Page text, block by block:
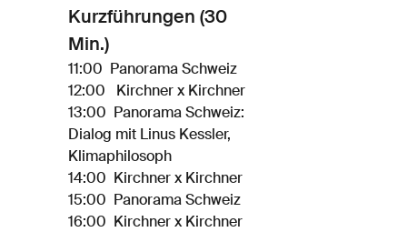
Kurzführungen (30
Min.)
11:00 Panorama Schweiz
12:00 Kirchner x Kirchner
13:00 Panorama Schweiz:
Dialog mit Linus Kessler,
Klimaphilosoph
14:00 Kirchner x Kirchner
15:00 Panorama Schweiz
16:00 Kirchner x Kirchner